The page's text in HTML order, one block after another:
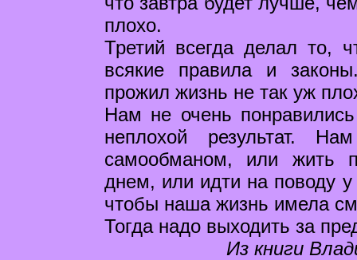
плохо.
Третий всегда делал то,
всякие правила и
прожил жизнь не так уж
Нам не очень
неплохой результат.
самообманом, или жить
днем, или идти на поводу у
чтобы наша жизнь имела
Тогда надо выходить за
Из книги